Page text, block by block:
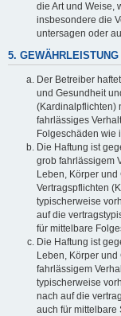
die Art und Weise,
insbesondere die
untersagen oder
5. GEWÄHRLEISTUNG
Der Betreiber
und Gesundheit
(Kardinalpflichten)
fahrlässiges
Folgeschäden wie
Die Haftung ist
grob fahrlässigem
Leben, Körper
Vertragspflichten
typischerweise
auf die
für mittelbare
Die Haftung ist
Leben, Körper
fahrlässigem
typischerweise
nach auf die
auch für mittelbare